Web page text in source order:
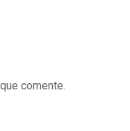
comente.